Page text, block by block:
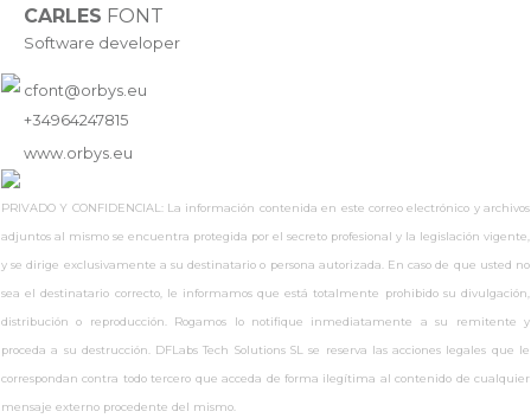
CARLES FONT
Software developer
cfont@orbys.eu
+34964247815
www.orbys.eu
PRIVADO Y CONFIDENCIAL: La información contenida en este correo electrónico y archivos
adjuntos al mismo se encuentra protegida por el secreto profesional y la legislación vigente,
y se dirige exclusivamente a su destinatario o persona autorizada. En caso de que usted no
sea el destinatario correcto, le informamos que está totalmente prohibido su divulgación,
distribución o reproducción. Rogamos lo notifique inmediatamente a su remitente y
proceda a su destrucción. DFLabs Tech Solutions SL se reserva las acciones legales que le
correspondan contra todo tercero que acceda de forma ilegítima al contenido de cualquier
mensaje externo procedente del mismo.